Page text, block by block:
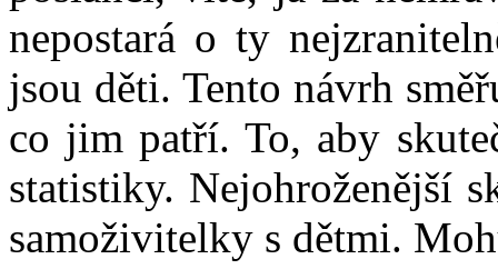
nepostará o ty
jsou děti. Tento návrh
co jim patří. To, aby
statistiky. Nejohroženější
samoživitelky s dětmi.